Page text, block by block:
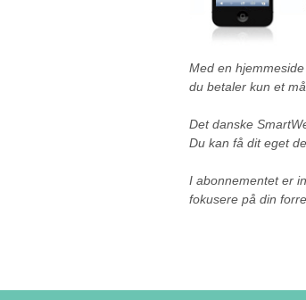
Med en
du betaler kun et
Det danske
Du kan få dit eget
I abonnementet er
fokusere på din